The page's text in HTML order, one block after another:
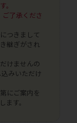
。
了承くださ
つきまして
継ぎがされ
けませんの
みいただけ
にご案内を
ます。